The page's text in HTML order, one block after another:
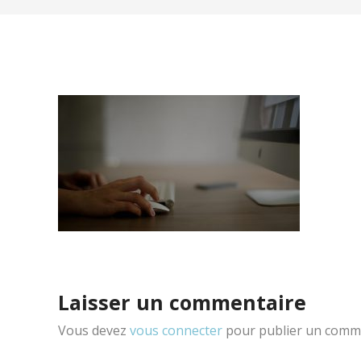
Laisser un commentaire
Vous devez vous connecter pour publier un